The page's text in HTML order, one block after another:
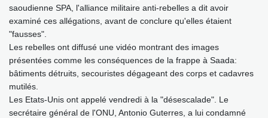
saoudienne SPA, l'alliance militaire anti-rebelles a dit avoir
examiné ces allégations, avant de conclure qu'elles étaient
"fausses".
Les rebelles ont diffusé une vidéo montrant des images
présentées comme les conséquences de la frappe à Saada:
bâtiments détruits, secouristes dégageant des corps et cadavres
mutilés.
Les Etats-Unis ont appelé vendredi à la "désescalade". Le
secrétaire général de l'ONU, Antonio Guterres, a lui condamné